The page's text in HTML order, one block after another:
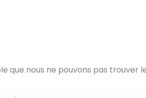
que nous ne pouvons pas trouver